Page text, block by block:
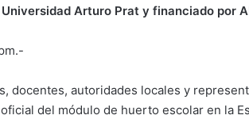
Arturo Prat y financiado por
docentes, autoridades locales y
del módulo de huerto escolar en la